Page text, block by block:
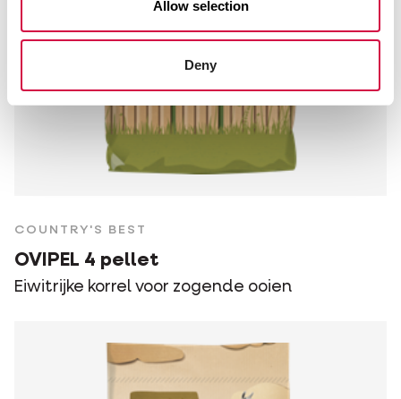
Allow selection
Deny
COUNTRY'S BEST
OVIPEL 4 pellet
Eiwitrijke korrel voor zogende ooien